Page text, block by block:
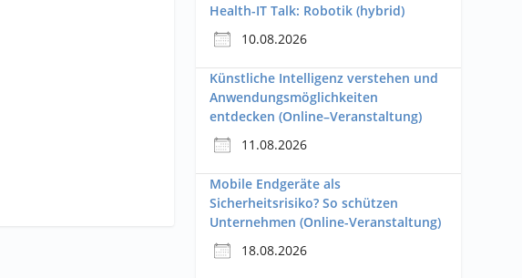
Health-IT Talk: Robotik (hybrid)
10.08.2026
Künstliche Intelligenz verstehen und
Anwendungsmöglichkeiten
entdecken (Online–Veranstaltung)
11.08.2026
Mobile Endgeräte als
Sicherheitsrisiko? So schützen
Unternehmen (Online-Veranstaltung)
18.08.2026